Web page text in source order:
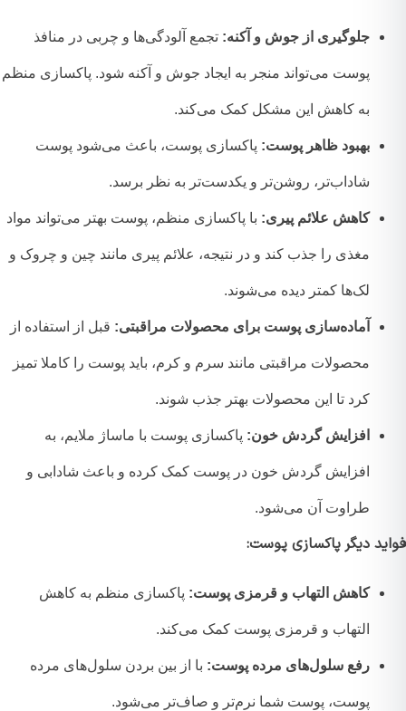
جلوگیری از جوش و آکنه:تجمع آلودگی‌ها و چربی در منافذ
پوست می‌تواند منجر به ایجاد جوش و آکنه شود. پاکسازی منظم
به کاهش این مشکل کمک می‌کند.
بهبود ظاهر پوست:پاکسازی پوست، باعث می‌شود پوست
شاداب‌تر، روشن‌تر و یکدست‌تر به نظر برسد.
کاهش علائم پیری: با پاکسازی منظم، پوست بهتر می‌تواند مواد
مغذی را جذب کند و در نتیجه، علائم پیری مانند چین و چروک و
لک‌ها کمتر دیده می‌شوند.
آماده‌سازی پوست برای محصولات مراقبتی:قبل از استفاده از
محصولات مراقبتی مانند سرم و کرم، باید پوست را کاملا تمیز
کرد تا این محصولات بهتر جذب شوند.
افزایش گردش خون:پاکسازی پوست با ماساژ ملایم، به
افزایش گردش خون در پوست کمک کرده و باعث شادابی و
طراوت آن می‌شود.
دیگر پاکسازی پوست:
کاهش التهاب و قرمزی پوست:پاکسازی منظم به کاهش
التهاب و قرمزی پوست کمک می‌کند.
رفع سلول‌های مرده پوست:با از بین بردن سلول‌های مرده
پوست، پوست شما نرم‌تر و صاف‌تر می‌شود.